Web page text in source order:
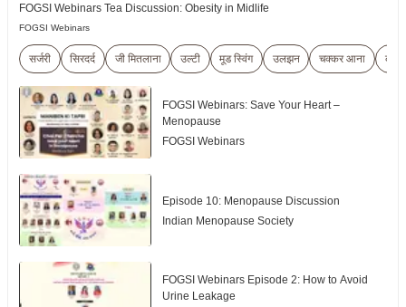
FOGSI Webinars Tea Discussion: Obesity in Midlife
FOGSI Webinars
सर्जरी सिरदर्द जी मितलाना उल्टी मूड स्विंग उलझन चक्कर आना कंपन
FOGSI Webinars: Save Your Heart –
Menopause
FOGSI Webinars
Episode 10: Menopause Discussion
Indian Menopause Society
FOGSI Webinars Episode 2: How to Avoid
Urine Leakage